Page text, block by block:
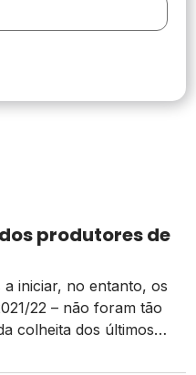
produtores de
a iniciar, no entanto, os
22 – não foram tão
colheita dos últimos